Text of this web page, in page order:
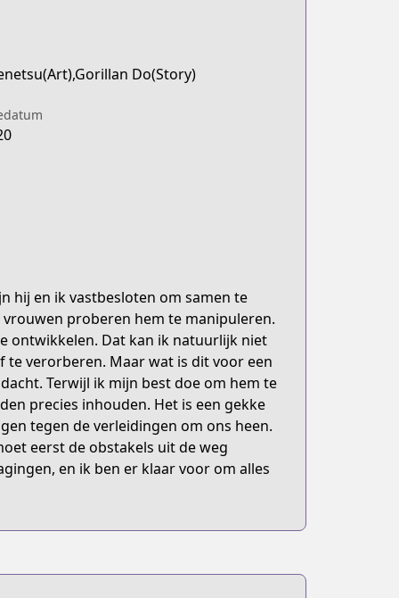
Do(Story)
hij en ik vastbesloten om samen te
proberen hem te manipuleren.
ontwikkelen. Dat kan ik natuurlijk niet
te verorberen. Maar wat is dit voor een
Terwijl ik mijn best doe om hem te
precies inhouden. Het is een gekke
tegen de verleidingen om ons heen.
eerst de obstakels uit de weg
en ik ben er klaar voor om alles